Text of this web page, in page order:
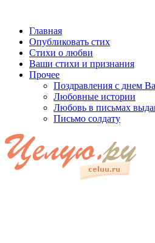
Главная
Опубликовать стих
Стихи о любви
Ваши стихи и признания
Прочее
Поздравления с днем
Любовные истории
Любовь в письмах
Письмо солдату